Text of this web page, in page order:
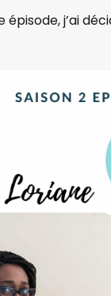
j’ai